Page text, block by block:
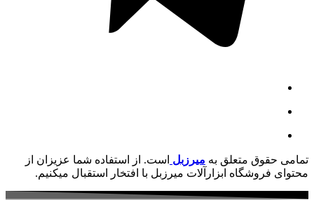
تمامی حقوق متعلق به میرزبل است. از استفاده شما عزیزان از
محتوای فروشگاه ابزارآلات میرزبل با افتخار استقبال میکنیم.